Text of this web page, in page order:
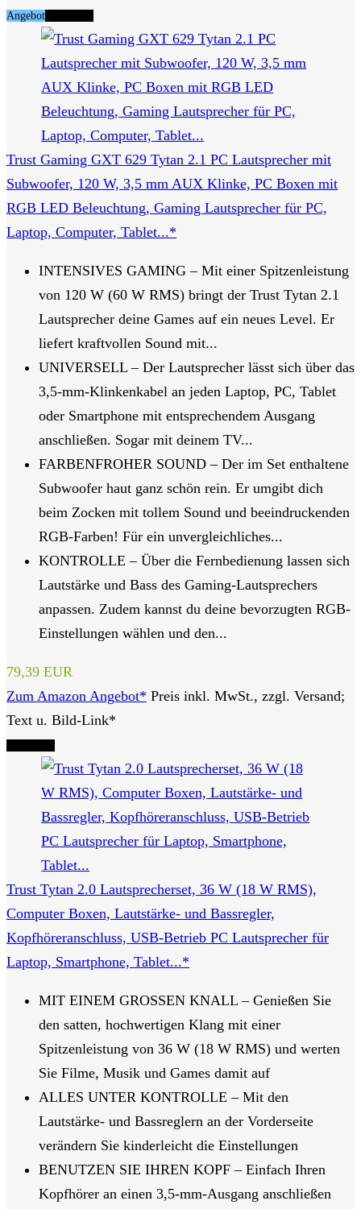
Angebot
Trust Gaming GXT 629 Tytan 2.1 PC Lautsprecher mit
Subwoofer, 120 W, 3,5 mm AUX Klinke, PC Boxen mit
RGB LED Beleuchtung, Gaming Lautsprecher für PC,
Laptop, Computer, Tablet...*
INTENSIVES GAMING – Mit einer Spitzenleistung
von 120 W (60 W RMS) bringt der Trust Tytan 2.1
Lautsprecher deine Games auf ein neues Level. Er
liefert kraftvollen Sound mit...
UNIVERSELL – Der Lautsprecher lässt sich über das
3,5-mm-Klinkenkabel an jeden Laptop, PC, Tablet
oder Smartphone mit entsprechendem Ausgang
anschließen. Sogar mit deinem TV...
FARBENFROHER SOUND – Der im Set enthaltene
Subwoofer haut ganz schön rein. Er umgibt dich
beim Zocken mit tollem Sound und beeindruckenden
RGB-Farben! Für ein unvergleichliches...
KONTROLLE – Über die Fernbedienung lassen sich
Lautstärke und Bass des Gaming-Lautsprechers
anpassen. Zudem kannst du deine bevorzugten RGB-
Einstellungen wählen und den...
79,39 EUR
Zum Amazon Angebot* Preis inkl. MwSt., zzgl. Versand;
Text u. Bild-Link*
Trust Tytan 2.0 Lautsprecherset, 36 W (18 W RMS),
Computer Boxen, Lautstärke- und Bassregler,
Kopfhöreranschluss, USB-Betrieb PC Lautsprecher für
Laptop, Smartphone, Tablet...*
MIT EINEM GROSSEN KNALL – Genießen Sie
den satten, hochwertigen Klang mit einer
Spitzenleistung von 36 W (18 W RMS) und werten
Sie Filme, Musik und Games damit auf
ALLES UNTER KONTROLLE – Mit den
Lautstärke- und Bassreglern an der Vorderseite
verändern Sie kinderleicht die Einstellungen
BENUTZEN SIE IHREN KOPF – Einfach Ihren
Kopfhörer an einen 3,5-mm-Ausgang anschließen